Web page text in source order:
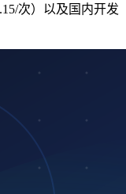
次）以及国内开发